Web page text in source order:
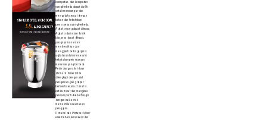
kecepatan, dan kecepatan
yang berbeda dapat dipilih
untuk mencampur dan
mengaduk sesuai dengan
bahan dan kebutuhan
pemrosesan yang berbeda.
Agitator yang dapat dilepas:
Agitator dari mixer listrik
biasanya dapat dilepas,
yang nyaman untuk
membersihkan dan
mengganti berbagai jenis
agitator untuk memenuhi
kebutuhan pemrosesan
makanan yang berbeda.
Perlindungan shutdown
otomatis: Mixer listrik
dilengkapi dengan alat
pengaman, yang dapat
berhenti secara otomatis
ketika mixer dan mangkuk
pencampur tidak berfungsi
dengan baik untuk
memastikan keamanan
pengguna.
Portabel dan Portabel: Mixer
elektrik berukuran kecil dan